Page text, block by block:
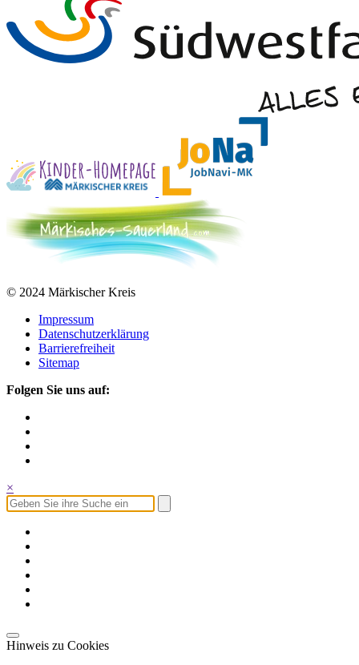
© 2024 Märkischer Kreis
Impressum
Datenschutzerklärung
Barrierefreiheit
Sitemap
Folgen Sie uns auf:
×
Hinweis zu Cookies